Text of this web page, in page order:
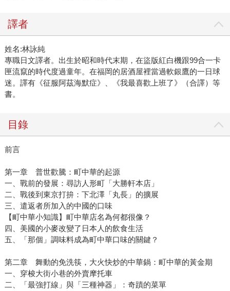
譯者
姓名:林詠純
專職日文譯者。出生於昭和時代末期，在盜版紅白機跟99合一卡
匣流竄的時代度過童年。在福岡的居酒屋裡當過軟銀鷹的一日球
迷。譯有《征服阿茲海默症》、《我最喜歡上班了》（合譯）等
書。
目錄
前言
第一章 普世歡騰：町中華的起源
一、戰前的發展：尋訪人形町「大勝軒本店」
二、戰後到東京打拚：下北澤「丸長」的擴展
三、遣返者所加入的中國的口味
【町中華小知識】町中華店名為何都很像？
四、美國的小麥改變了日本人的飲食生活
五、「那個」調味料成為町中華口味的關鍵？
第二章 舞動的免洗筷，大火快炒的中華鍋：町中華的黃金期
一、穿梭大街小巷的外賣摩托車
二、「最強打線」與「三種神器」：奇蹟的菜單